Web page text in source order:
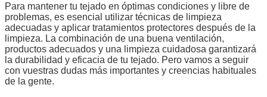
Para mantener tu tejado en óptimas condiciones y libre de
problemas, es esencial utilizar técnicas de limpieza
adecuadas y aplicar tratamientos protectores después de la
limpieza. La combinación de una buena ventilación,
productos adecuados y una limpieza cuidadosa garantizará
la durabilidad y eficacia de tu tejado. Pero vamos a seguir
con vuestras dudas más importantes y creencias habituales
de la gente.